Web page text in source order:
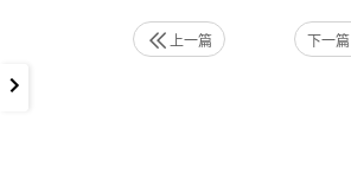
上一篇 下一篇